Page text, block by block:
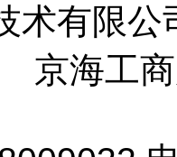
术有限
京海工